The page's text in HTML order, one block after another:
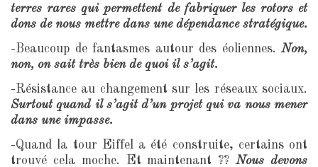
terres rares qui permettent de fabriquer les rotors et
dons de nous mettre dans une dépendance stratégique.
-Beaucoup de fantasmes autour des éoliennes.Non,
non, on sait très bien de quoi il s’agit.
-Résistance au changement sur les réseaux sociaux.
Surtout quand il s’agit d’un projet qui va nous mener
dans une impasse.
-Quand la tour Eiffel a été construite, certains ont
trouvé cela moche. Et maintenant ??Nous devons